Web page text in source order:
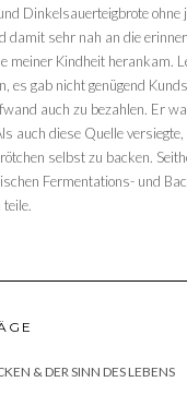
Dinkelsauerteigbrote ohne
damit sehr nah an die
meiner Kindheit herankam.
es gab nicht genügend
auch zu bezahlen. Er
auch diese Quelle versiegte,
selbst zu backen.
Fermentations- und
& DER SINN DES LEBENS